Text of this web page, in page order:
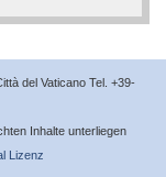
del Vaticano Tel. +39-
Inhalte unterliegen
Lizenz